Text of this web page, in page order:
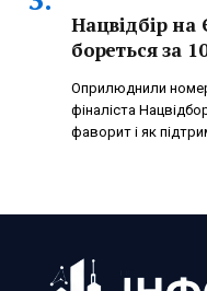
Нацвідбір на
бореться за
Оприлюднили
фіналіста
фаворит і як